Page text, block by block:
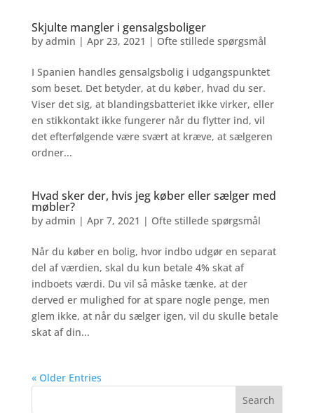
Skjulte mangler i gensalgsboliger
by admin | Apr 23, 2021 | Ofte stillede spørgsmål
I Spanien handles gensalgsbolig i udgangspunktet
som beset. Det betyder, at du køber, hvad du ser.
Viser det sig, at blandingsbatteriet ikke virker, eller
en stikkontakt ikke fungerer når du flytter ind, vil
det efterfølgende være svært at kræve, at sælgeren
ordner...
Hvad sker der, hvis jeg køber eller sælger med
møbler?
by admin | Apr 7, 2021 | Ofte stillede spørgsmål
Når du køber en bolig, hvor indbo udgør en separat
del af værdien, skal du kun betale 4% skat af
indboets værdi. Du vil så måske tænke, at der
derved er mulighed for at spare nogle penge, men
glem ikke, at når du sælger igen, vil du skulle betale
skat af din...
« Older Entries